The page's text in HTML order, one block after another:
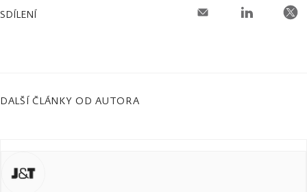
SDÍLENÍ
DALŠÍ ČLÁNKY OD AUTORA